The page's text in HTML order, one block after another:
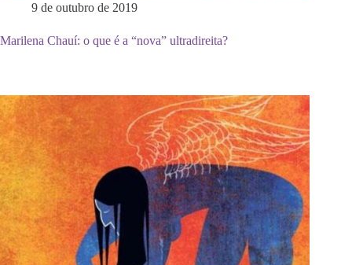
9 de outubro de 2019
Marilena Chauí: o que é a “nova” ultradireita?